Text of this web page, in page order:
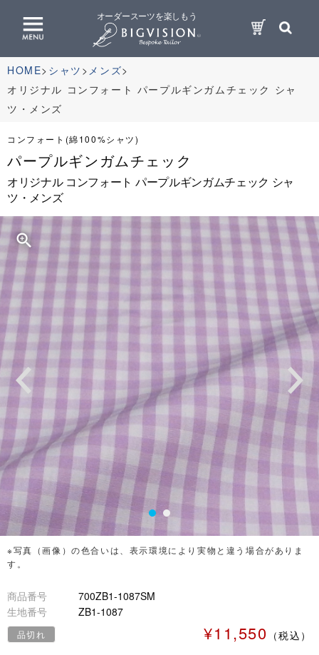
オーダースーツを楽しもう
HOME シャツ
メンズ
オリジナル コンフォート パープルギンガムチェック シャ
ツ・メンズ
コンフォート(綿100%シャツ)
パープルギンガムチェック
オリジナル コンフォート パープルギンガムチェック シャ
ツ・メンズ
zoom_in
※写真（画像）の色合いは、表示環境により実物と違う場合がありま
す。
商品番号
700ZB1-1087SM
生地番号
ZB1-1087
¥11,550 （税込）
品切れ